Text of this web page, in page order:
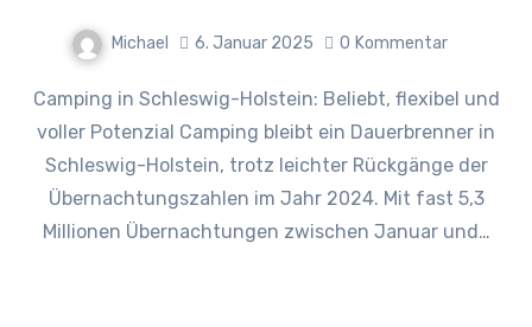
Michael 6. Januar 2025 0 Kommentar
Camping in Schleswig-Holstein: Beliebt, flexibel und
voller Potenzial Camping bleibt ein Dauerbrenner in
Schleswig-Holstein, trotz leichter Rückgänge der
Übernachtungszahlen im Jahr 2024. Mit fast 5,3
Millionen Übernachtungen zwischen Januar und…